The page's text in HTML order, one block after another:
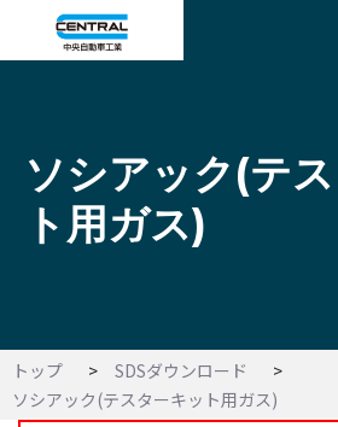
ソシアック(テ
ト用ガス)
トップ
SDSダウンロード
ソシアック(テスターキット用ガス)